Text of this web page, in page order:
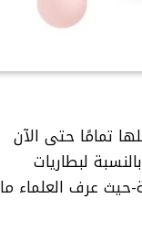
تمامًا حتى الآن
لبطاريات
حيث عرف العلماء ما